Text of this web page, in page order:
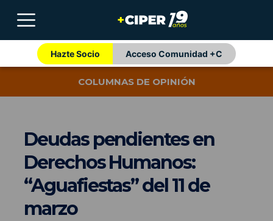
Hazte Socio Acceso Comunidad +C
COLUMNAS DE OPINIÓN
Deudas pendientes en
Derechos Humanos:
“Aguafiestas” del 11 de
marzo